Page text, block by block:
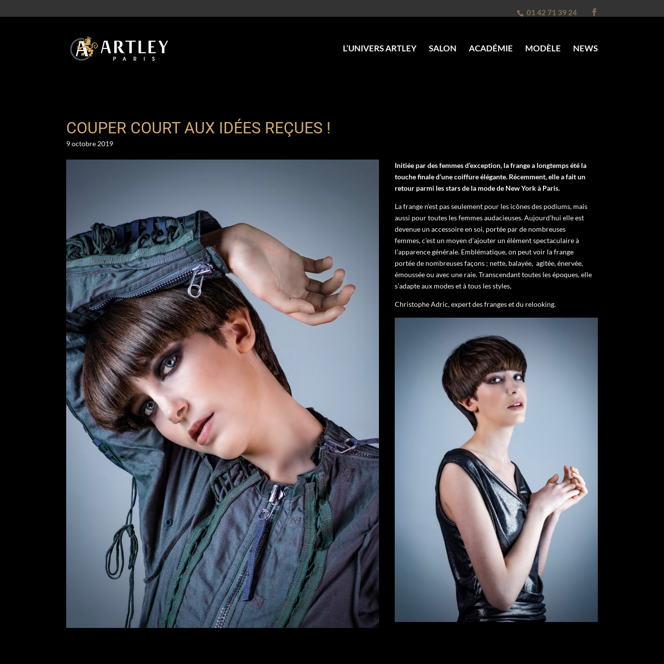
01 42 71 39 24
L’UNIVERS ARTLEY SALON ACADÉMIE MODÈLE NEWS
COUPER COURT AUX IDÉES REÇUES !
9 octobre 2019
Initiée par des femmes d’exception, la frange a longtemps été la
touche finale d’une coiffure élégante. Récemment, elle a fait un
retour parmi les stars de la mode de New York à Paris.
La frange n’est pas seulement pour les icônes des podiums, mais
aussi pour toutes les femmes audacieuses. Aujourd’hui elle est
devenue un accessoire en soi, portée par de nombreuses
femmes, c’est un moyen d’ajouter un élément spectaculaire à
l’apparence générale. Emblématique, on peut voir la frange
portée de nombreuses façons ; nette, balayée, agitée, énervée,
émoussée ou avec une raie. Transcendant toutes les époques, elle
s’adapte aux modes et à tous les styles,
Christophe Adric, expert des franges et du relooking.